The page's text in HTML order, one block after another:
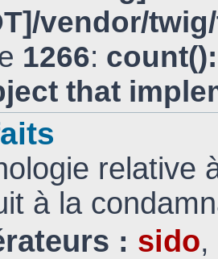
vendor/
1266:
that
relative
à la
: sido,